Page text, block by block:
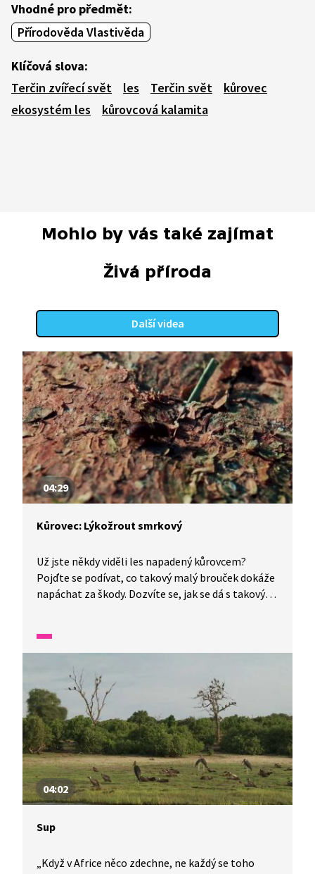
Vhodné pro předmět:
Přírodověda Vlastivěda
Klíčová slova:
Terčin zvířecí svět
les Terčin svět
kůrovec
ekosystém les
kůrovcová kalamita
Mohlo by vás také zajímat
Živá příroda
Další videa
04:29
Kůrovec: Lýkožrout smrkový
Už jste někdy viděli les napadený kůrovcem?
Pojďte se podívat, co takový malý brouček dokáže
napáchat za škody. Dozvíte se, jak se dá s takovým
nekácet? Co si myslíte vy?
04:02
Sup
„Když v Africe něco zdechne, ne každý se toho